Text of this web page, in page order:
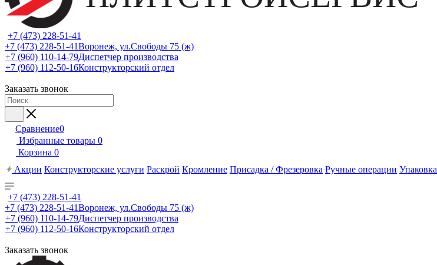
+7 (473) 228-51-41
+7 (473) 228-51-41Воронеж, ул.Свободы 75 (ж)
+7 (960) 110-14-79Диспетчер производства
+7 (960) 112-50-16Конструкторский отдел
Заказать звонок
Сравнение0
Избранные товары 0
Корзина 0
Акции Конструкторские услуги Раскрой Кромление Присадка / Фрезеровка Ручные операции Упаковка
+7 (473) 228-51-41
+7 (473) 228-51-41Воронеж, ул.Свободы 75 (ж)
+7 (960) 110-14-79Диспетчер производства
+7 (960) 112-50-16Конструкторский отдел
Заказать звонок